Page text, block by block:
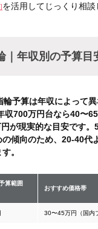
を活用してじっくり相談
｜年収別の予算目
予算は年収によって
収700万円台なら40〜
が現実的な目安です
傾向のため、20-40代
。
算範囲
おすすめ価格帯
30〜45万円（国内